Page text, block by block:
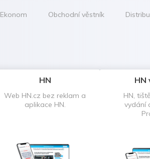
Ekonom Obchodní věstník
HN
Web HN.cz bez reklam a
aplikace HN.
HN
HN,
vydání